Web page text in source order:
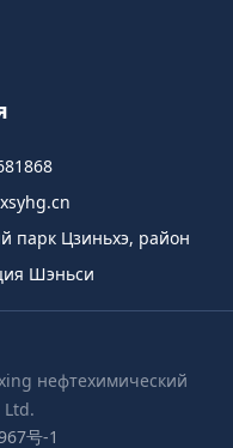
парк Цзиньхэ, район
Шэньси
нефтехимический
Ltd.
号-1